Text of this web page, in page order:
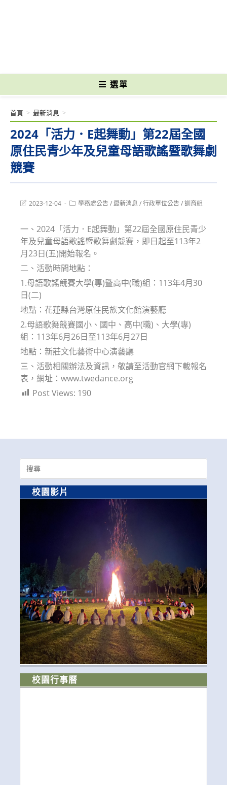
選單
2024「活力．E起舞動」第22屆全國
原住民青少年及兒童母語歌謠暨歌舞劇
競賽
首頁 > 最新消息 >
Post2023-12-04
Post學務處公告/最新消息 /行政單位公告/訓育組
一、2024「活力．E起舞動」第22屆全國原住民青少
年及兒童母語歌謠暨歌舞劇競賽，即日起至113年2
月23日(五)開始報名。
二、活動時間地點：
1.母語歌謠競賽大學(專)暨高中(職)組：113年4月30
日(二)
地點：花蓮縣台灣原住民族文化館演藝廳
2.母語歌舞競賽國小、國中、高中(職)、大學(專)
組：113年6月26日至113年6月27日
地點：新莊文化藝術中心演藝廳
三、活動相關辦法及資訊，敬請至活動官網下載報名
表，網址：www.twedance.org
Post Views: 190
Search
for:
校園影片
校園行事曆